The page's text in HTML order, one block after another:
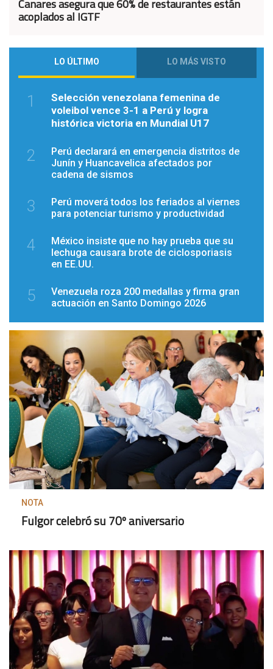
Canares asegura que 60% de restaurantes están
acoplados al IGTF
LO ÚLTIMO LO MÁS VISTO
1
Selección venezolana femenina de
voleibol vence 3-1 a Perú y logra
histórica victoria en Mundial U17
2
Perú declarará en emergencia distritos de
Junín y Huancavelica afectados por
cadena de sismos
3
Perú moverá todos los feriados al viernes
para potenciar turismo y productividad
4
México insiste que no hay prueba que su
lechuga causara brote de ciclosporiasis
en EE.UU.
5
Venezuela roza 200 medallas y firma gran
actuación en Santo Domingo 2026
NOTA
Fulgor celebró su 70º aniversario